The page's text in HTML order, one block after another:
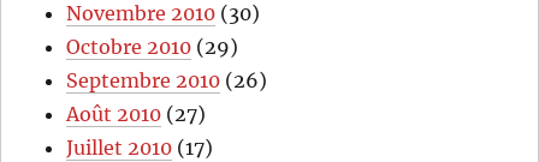
Novembre 2010 (30)
Octobre 2010 (29)
Septembre 2010 (26)
Août 2010 (27)
Juillet 2010 (17)